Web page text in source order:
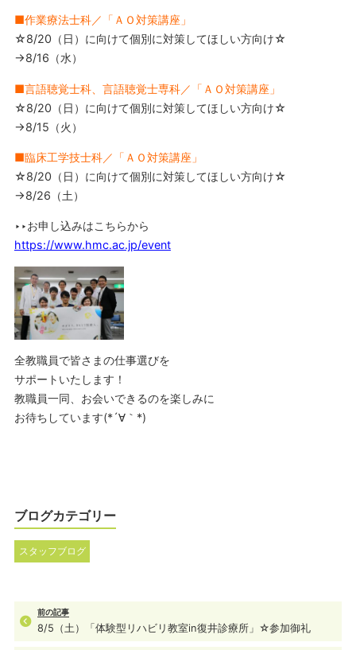
■作業療法士科／「ＡＯ対策講座」
☆8/20（日）に向けて個別に対策してほしい方向け☆
→8/16（水）
■言語聴覚士科、言語聴覚士専科／「ＡＯ対策講座」
☆8/20（日）に向けて個別に対策してほしい方向け☆
→8/15（火）
■臨床工学技士科／「ＡＯ対策講座」
☆8/20（日）に向けて個別に対策してほしい方向け☆
→8/26（土）
‣‣お申し込みはこちらから
https://www.hmc.ac.jp/event
全教職員で皆さまの仕事選びを
サポートいたします！
教職員一同、お会いできるのを楽しみに
お待ちしています(*´∀｀*)
ブログカテゴリー
スタッフブログ
前の記事
8/5（土）「体験型リハビリ教室in復井診療所」☆参加御礼